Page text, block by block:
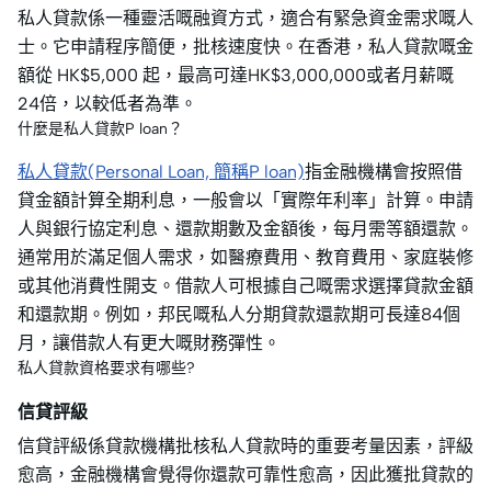
私人貸款係一種靈活嘅融資方式，適合有緊急資金需求嘅人
士。它申請程序簡便，批核速度快。在香港，私人貸款嘅金
額從 HK$5,000 起，最高可達HK$3,000,000或者月薪嘅
24倍，以較低者為準。
什麼是私人貸款P loan？
私人貸款(Personal Loan, 簡稱P loan)指金融機構會按照借
貸金額計算全期利息，一般會以「實際年利率」計算。申請
人與銀行協定利息、還款期數及金額後，每月需等額還款。
通常用於滿足個人需求，如醫療費用、教育費用、家庭裝修
或其他消費性開支。借款人可根據自己嘅需求選擇貸款金額
和還款期。例如，邦民嘅私人分期貸款還款期可長達84個
月，讓借款人有更大嘅財務彈性。
私人貸款資格要求有哪些?
信貸評級
信貸評級係貸款機構批核私人貸款時的重要考量因素，評級
愈高，金融機構會覺得你還款可靠性愈高，因此獲批貸款的